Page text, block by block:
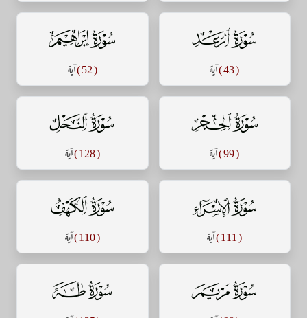
سورة الرعد
( 43 ) آية
سورة إبراهيم
( 52 ) آية
سورة الحجر
( 99 ) آية
سورة النحل
( 128 ) آية
سورة الإسراء
( 111 ) آية
سورة الكهف
( 110 ) آية
سورة مريم سورة طه